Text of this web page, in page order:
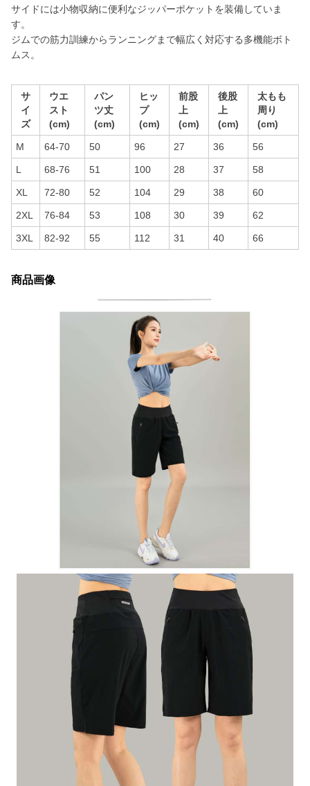
サイドには小物収納に便利なジッパーポケットを装備していま
す。
ジムでの筋力訓練からランニングまで幅広く対応する多機能ボト
ムス。
サ
イ
ズ
ウエ
スト
(cm)
パン
ツ丈
(cm)
ヒッ
プ
(cm)
前股
上
(cm)
後股
上
(cm)
太もも
周り
(cm)
M 64-70 50 96 27 36 56
L 68-76 51 100 28 37 58
XL 72-80 52 104 29 38 60
2XL 76-84 53 108 30 39 62
3XL 82-92 55 112 31 40 66
商品画像